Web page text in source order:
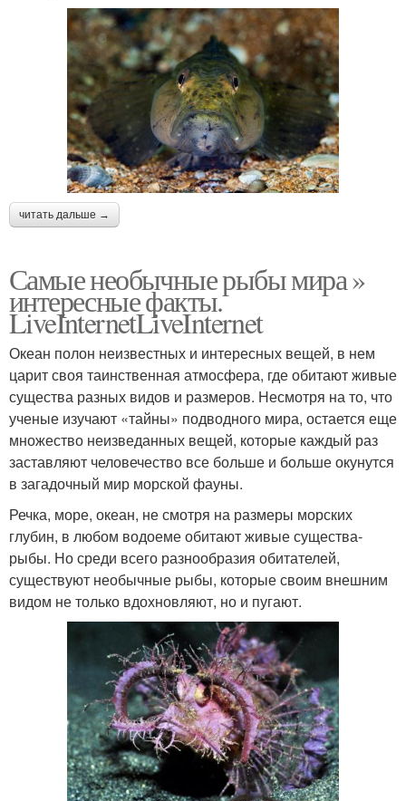
читать дальше →
Самые необычные рыбы мира »
интересные факты.
LiveInternetLiveInternet
Океан полон неизвестных и интересных вещей, в нем
царит своя таинственная атмосфера, где обитают живые
существа разных видов и размеров. Несмотря на то, что
ученые изучают «тайны» подводного мира, остается еще
множество неизведанных вещей, которые каждый раз
заставляют человечество все больше и больше окунутся
в загадочный мир морской фауны.
Речка, море, океан, не смотря на размеры морских
глубин, в любом водоеме обитают живые существа-
рыбы. Но среди всего разнообразия обитателей,
существуют необычные рыбы, которые своим внешним
видом не только вдохновляют, но и пугают.